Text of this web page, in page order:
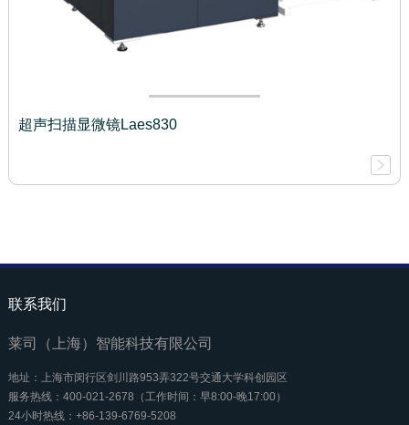
超声扫描显微镜Laes830
联系我们
莱司（上海）智能科技有限公司
地址：上海市闵行区剑川路953弄322号交通大学科创园区
服务热线：400-021-2678（工作时间：早8:00-晚17:00）
24小时热线：+86-139-6769-5208